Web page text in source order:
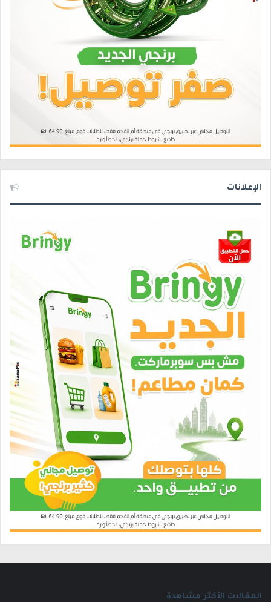
الإعلانات
المقالات الأكثر مشاهدة